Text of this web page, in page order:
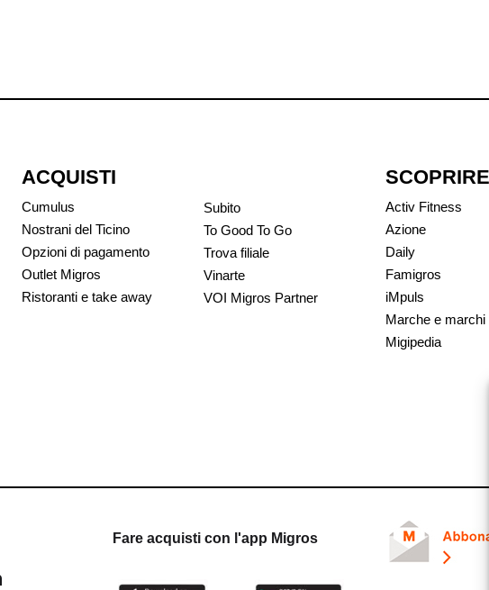
ACQUISTI
Cumulus
Nostrani del Ticino
Opzioni di pagamento
Outlet Migros
Ristoranti e take away
Subito
To Good To Go
Trova filiale
Vinarte
VOI Migros Partner
SCOPRIRE
Activ Fitness
Azione
Daily
Famigros
iMpuls
Marche e marchi
Migipedia
Fare acquisti con l'app Migros